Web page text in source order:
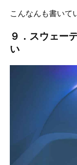
こんなんも書いて
９．スウェー
い